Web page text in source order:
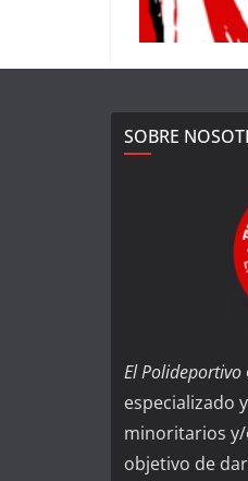
SOBRE
El Polideportivo
especializado
minoritarios
objetivo de